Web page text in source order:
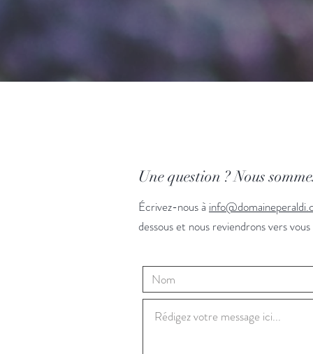
Une question ? Nous
Écrivez-nous à
dessous et nous reviendrons vers